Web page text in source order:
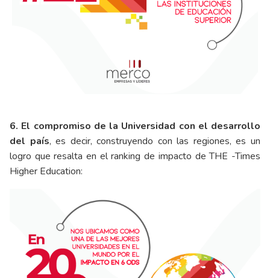
6. El compromiso de la Universidad con el desarrollo
del país, es decir, construyendo con las regiones, es un
logro que resalta en el ranking de impacto de THE -Times
Higher Education: